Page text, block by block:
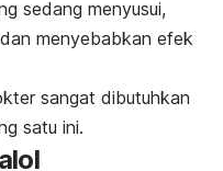
sedang menyusui,
menyebabkan efek
sangat dibutuhkan
satu ini.